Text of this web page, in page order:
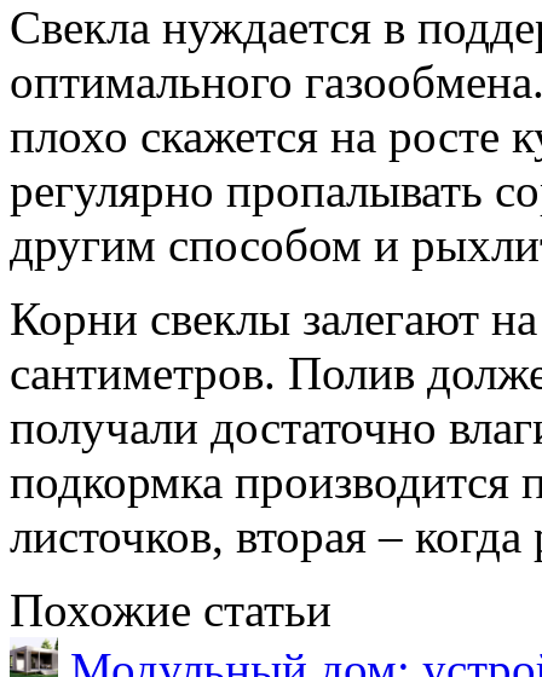
Свекла нуждается в
оптимального
плохо скажется на росте
регулярно пропалывать
другим способом и
Корни свеклы залегают
сантиметров. Полив
получали достаточно
подкормка производится
листочков, вторая –
Похожие статьи